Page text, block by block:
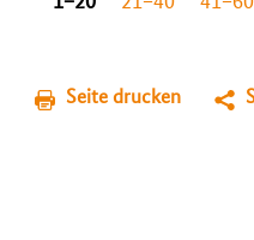
Seite drucken